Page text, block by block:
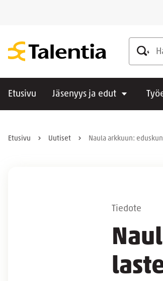
Hae
Etusivu Jäsenyys ja edut
Etusivu Uutiset Naula arkkuun:
Tiedote